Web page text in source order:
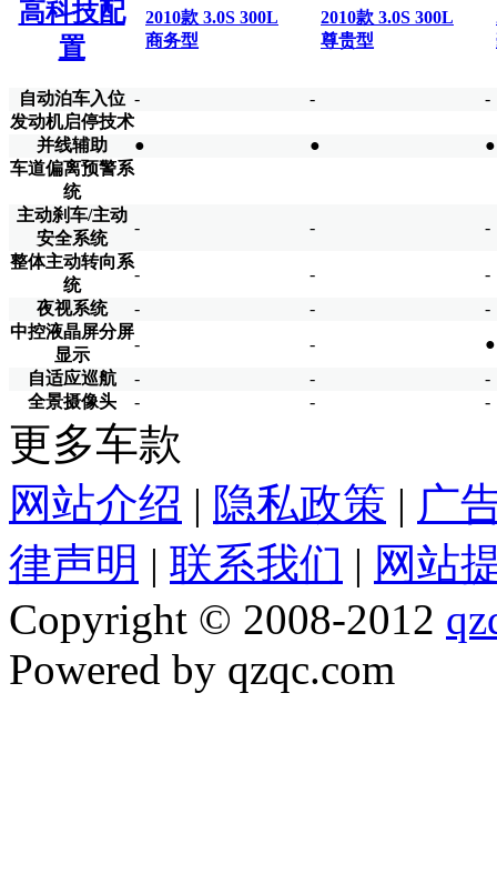
高科技配
置
2010款 3.0S 300L
商务型
2010款 3.0S 300L
尊贵型
自动泊车入位 - -
-
发动机启停技术
并线辅助
● ●
●
车道偏离预警系
统
主动刹车/主动
安全系统
- -
-
整体主动转向系
统
- -
-
夜视系统
- -
-
中控液晶屏分屏
显示
- -
●
自适应巡航
- -
-
全景摄像头
- - -
更多车款
网站介绍 | 隐私政策 | 广
律声明 | 联系我们 | 网站
Copyright © 2008-2012
Powered by qzqc.com